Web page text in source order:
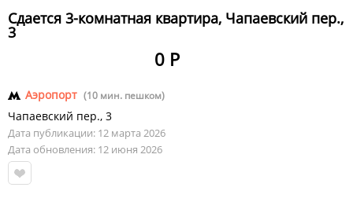
Сдается 3-комнатная квартира, Чапаевский пер.,
3
0 Р
Аэропорт (10 мин. пешком)
Чапаевский пер., 3
Дата публикации: 12 марта 2026
Дата обновления: 12 июня 2026